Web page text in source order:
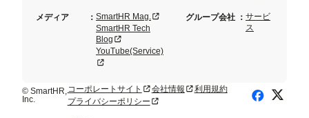
メディア ： SmartHR Mag.新規タブまたはウィンドウで開く
SmartHR Tech
Blog 新規タブまたはウィンドウで開く
YouTube(Service)
新規タブまたはウィンドウで開く
グループ会社 ： サービ
ス
© SmartHR,
Inc.
コーポレートサイト 新規タブまたはウィンドウで開く
会社情報新規タブまたはウィンドウで開く
利用規約
プライバシーポリシー新規タブまたはウィンドウで開くFacebook
X